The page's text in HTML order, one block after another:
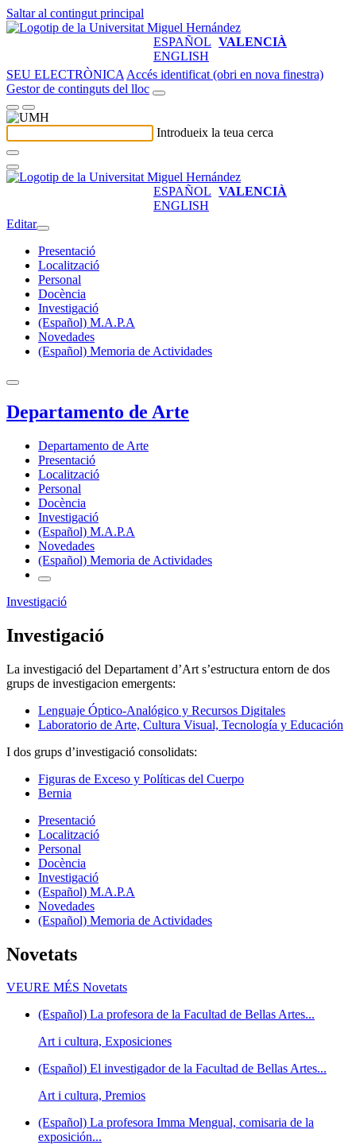
Saltar al contingut principal
ESPAÑOL VALENCIÀ
ENGLISH
SEU ELECTRÒNICA Accés identificat (obri en nova finestra)
Gestor de continguts del lloc
Introdueix la teua cerca
ESPAÑOL VALENCIÀ
ENGLISH
Editar
Presentació
Localització
Personal
Docència
Investigació
(Español) M.A.P.A
Novedades
(Español) Memoria de Actividades
Departamento de Arte
Departamento de Arte
Presentació
Localització
Personal
Docència
Investigació
(Español) M.A.P.A
Novedades
(Español) Memoria de Actividades
Investigació
Investigació
La investigació del Departament d’Art s’estructura entorn de dos
grups de investigacion emergents:
Lenguaje Óptico-Analógico y Recursos Digitales
Laboratorio de Arte, Cultura Visual, Tecnología y Educación
I dos grups d’investigació consolidats:
Figuras de Exceso y Políticas del Cuerpo
Bernia
Presentació
Localització
Personal
Docència
Investigació
(Español) M.A.P.A
Novedades
(Español) Memoria de Actividades
Novetats
VEURE MÉS Novetats
(Español) La profesora de la Facultad de Bellas Artes...
Art i cultura, Exposiciones
(Español) El investigador de la Facultad de Bellas Artes...
Art i cultura, Premios
(Español) La profesora Imma Mengual, comisaria de la
exposición...